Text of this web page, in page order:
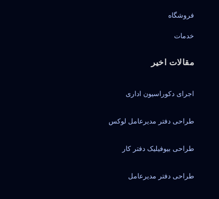
فروشگاه
خدمات
مقالات اخیر
اجرای دکوراسیون اداری
طراحی دفتر مدیرعامل لوکس
طراحی بیوفیلیک دفتر کار
طراحی دفتر مدیرعامل